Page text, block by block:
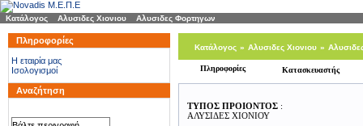
Κατάλογος Αλυσιδες Χιονιου Αλυσιδες Φορτηγων
Πληροφορίες
H εταιρία μας
Ισολογισμοί
Αναζήτηση
Κατάλογος » Αλυσιδες Χιονιου »
Πληροφορίες Κατασκευαστής
ΤΥΠΟΣ ΠΡΟΙΟΝΤΟΣ :
ΑΛΥΣΙΔΕΣ ΧΙΟΝΙΟΥ